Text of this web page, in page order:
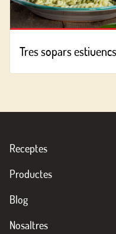
Tres sopars
Receptes
Productes
Blog
Nosaltres